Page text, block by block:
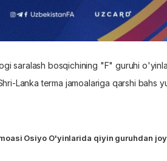
saralash bosqichining "F" guruhi
Lanka terma jamoalariga qarshi bahs
Osiyo O'yinlarida qiyin guruhdan